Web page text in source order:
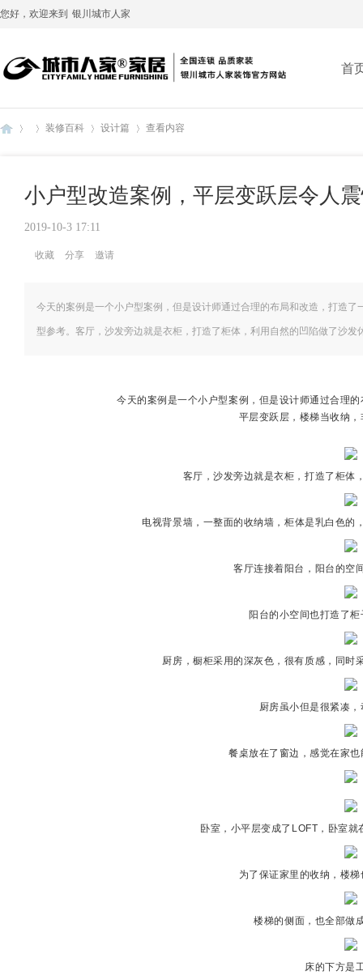
您好，欢迎来到 银川城市人家
首
›
装修百科
›
设计篇
›
查看内容
小户型改造案例，平层变跃层令人
2019-10-3 17:11
收藏 分享 邀请
今天的案例是一个小户型案例，但是设计师通过合理的布局和改造，打造
型参考。客厅，沙发旁边就是衣柜，打造了柜体，利用自然的凹陷做了沙发
今天的案例是一个小户型案例，但是设计师通过合理
平层变跃层，楼梯当收纳
客厅，沙发旁边就是衣柜，打造了柜体
电视背景墙，一整面的收纳墙，柜体是乳白色的
客厅连接着阳台，阳台的空
阳台的小空间也打造了
厨房，橱柜采用的深灰色，很有质感，同时
厨房虽小但是很紧凑
餐桌放在了窗边，感觉在家
卧室，小平层变成了LOFT，卧室
为了保证家里的收纳，楼
楼梯的侧面，也全部做
床的下方是